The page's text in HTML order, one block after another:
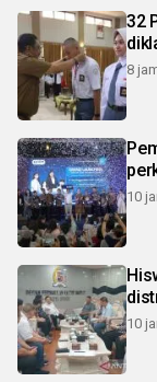
32
8
10
10